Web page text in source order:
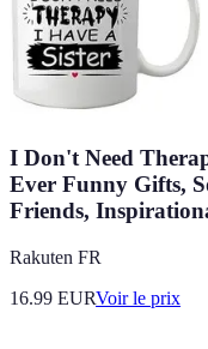
I Don't Need
Ever Funny Gifts,
Friends,
Rakuten FR
16.99 EURVoir le prix